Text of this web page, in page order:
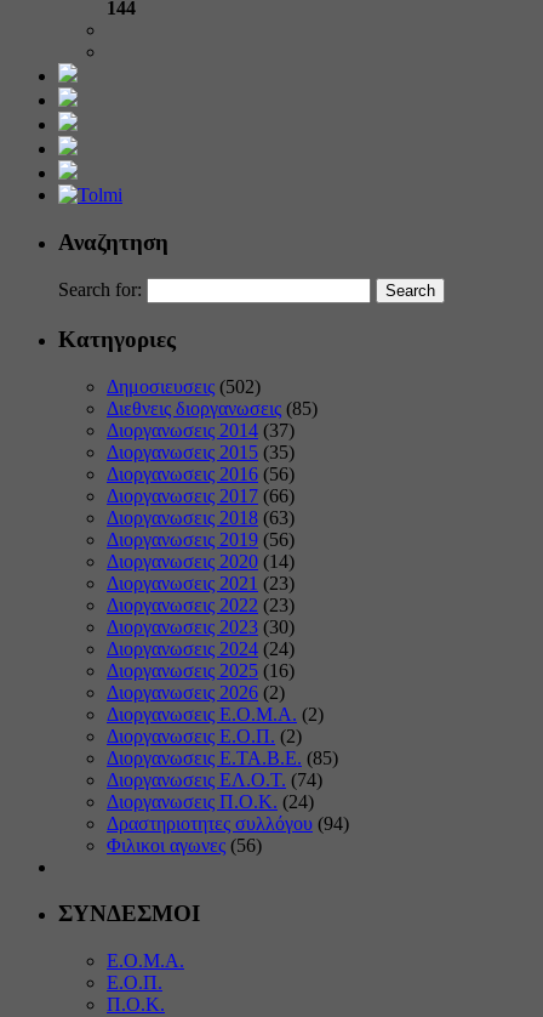
144
Αναζητηση
Search for:
Κατηγοριες
Δημοσιευσεις (502)
Διεθνεις διοργανωσεις (85)
Διοργανωσεις 2014 (37)
Διοργανωσεις 2015 (35)
Διοργανωσεις 2016 (56)
Διοργανωσεις 2017 (66)
Διοργανωσεις 2018 (63)
Διοργανωσεις 2019 (56)
Διοργανωσεις 2020 (14)
Διοργανωσεις 2021 (23)
Διοργανωσεις 2022 (23)
Διοργανωσεις 2023 (30)
Διοργανωσεις 2024 (24)
Διοργανωσεις 2025 (16)
Διοργανωσεις 2026 (2)
Διοργανωσεις Ε.Ο.Μ.Α. (2)
Διοργανωσεις Ε.Ο.Π. (2)
Διοργανωσεις Ε.ΤΑ.Β.Ε. (85)
Διοργανωσεις ΕΛ.Ο.Τ. (74)
Διοργανωσεις Π.Ο.Κ. (24)
Δραστηριοτητες συλλόγου (94)
Φιλικοι αγωνες (56)
ΣΥΝΔΕΣΜΟΙ
Ε.Ο.Μ.Α.
Ε.Ο.Π.
Π.Ο.Κ.